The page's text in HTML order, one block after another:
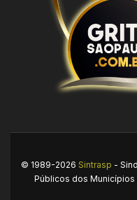
© 1989-2026 Sintrasp -
Públicos dos